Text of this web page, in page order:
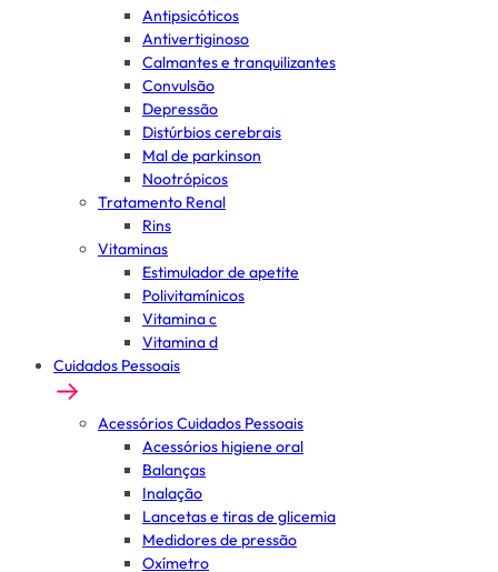
Antipsicóticos
Antivertiginoso
Calmantes e tranquilizantes
Convulsão
Depressão
Distúrbios cerebrais
Mal de parkinson
Nootrópicos
Tratamento Renal
Rins
Vitaminas
Estimulador de apetite
Polivitamínicos
Vitamina c
Vitamina d
Cuidados Pessoais
Acessórios Cuidados Pessoais
Acessórios higiene oral
Balanças
Inalação
Lancetas e tiras de glicemia
Medidores de pressão
Oxímetro